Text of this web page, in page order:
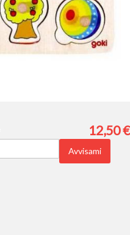
12,50 €
Avvisami